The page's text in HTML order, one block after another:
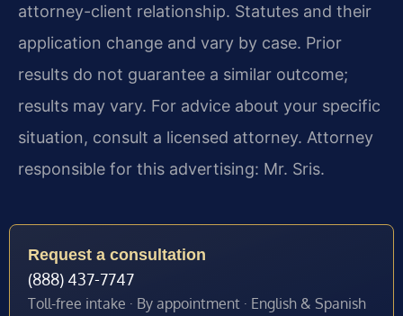
attorney-client relationship. Statutes and their
application change and vary by case. Prior
results do not guarantee a similar outcome;
results may vary. For advice about your specific
situation, consult a licensed attorney. Attorney
responsible for this advertising: Mr. Sris.
Request a consultation
(888) 437-7747
Toll-free intake · By appointment · English & Spanish